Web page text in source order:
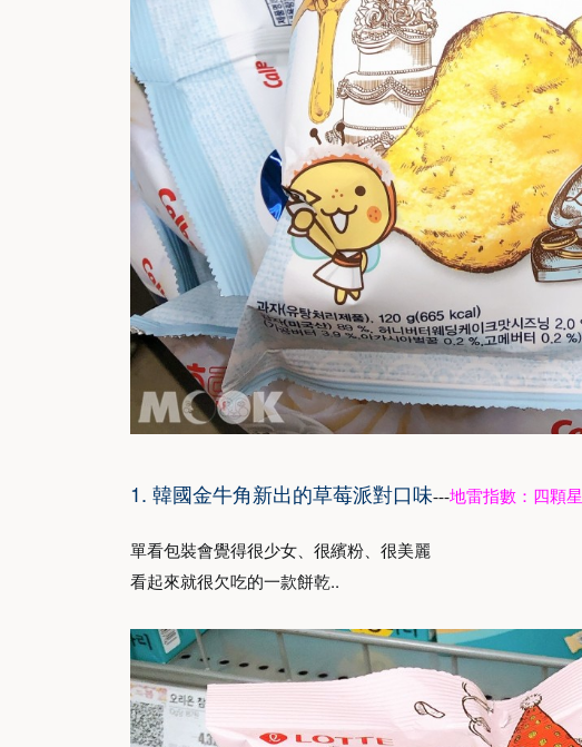
1. 韓國金牛角新出的草莓派對口味---地雷指數：四顆星
單看包裝會覺得很少女、很繽粉、很美麗
看起來就很欠吃的一款餅乾..